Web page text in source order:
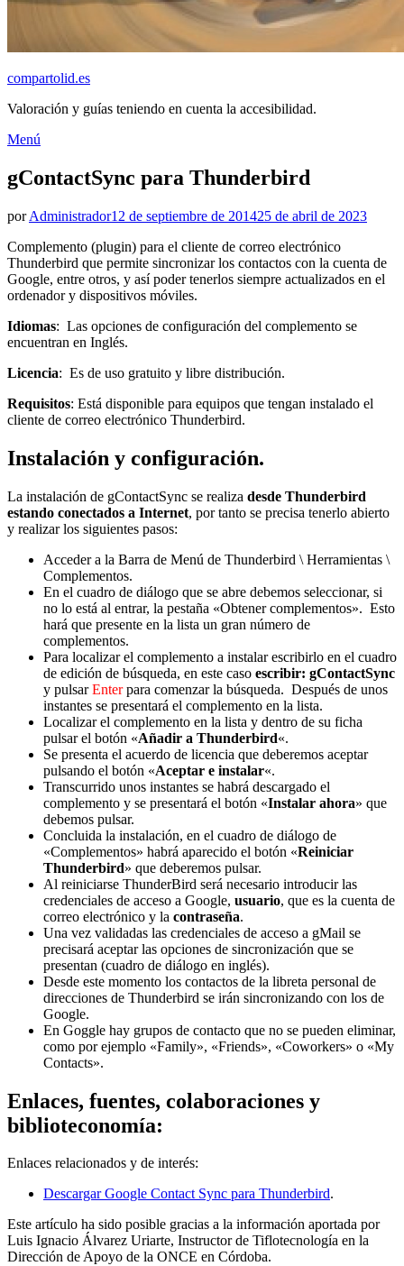
compartolid.es
Valoración y guías teniendo en cuenta la accesibilidad.
Saltar
contenido
Menú
gContactSync para Thunderbird
porAdministradorPublicado
12 de septiembre de 201425 de abril de 2023
Complemento (plugin) para el cliente de correo electrónico
Thunderbird que permite sincronizar los contactos con la cuenta de
Google, entre otros, y así poder tenerlos siempre actualizados en el
ordenador y dispositivos móviles.
Idiomas: Las opciones de configuración del complemento se
encuentran en Inglés.
Licencia: Es de uso gratuito y libre distribución.
Requisitos: Está disponible para equipos que tengan instalado el
cliente de correo electrónico Thunderbird.
Instalación y configuración.
La instalación de gContactSync se realiza desde Thunderbird
estando conectados a Internet, por tanto se precisa tenerlo abierto
y realizar los siguientes pasos:
Acceder a la Barra de Menú de Thunderbird \ Herramientas \
Complementos.
En el cuadro de diálogo que se abre debemos seleccionar, si
no lo está al entrar, la pestaña «Obtener complementos». Esto
hará que presente en la lista un gran número de
complementos.
Para localizar el complemento a instalar escribirlo en el cuadro
de edición de búsqueda, en este caso escribir: gContactSync
y pulsarEnterpara comenzar la búsqueda. Después de unos
instantes se presentará el complemento en la lista.
Localizar el complemento en la lista y dentro de su ficha
pulsar el botón «Añadir a Thunderbird«.
Se presenta el acuerdo de licencia que deberemos aceptar
pulsando el botón «Aceptar e instalar«.
Transcurrido unos instantes se habrá descargado el
complemento y se presentará el botón «Instalar ahora» que
debemos pulsar.
Concluida la instalación, en el cuadro de diálogo de
«Complementos» habrá aparecido el botón «Reiniciar
Thunderbird» que deberemos pulsar.
Al reiniciarse ThunderBird será necesario introducir las
credenciales de acceso a Google, usuario, que es la cuenta de
correo electrónico y la contraseña.
Una vez validadas las credenciales de acceso a gMail se
precisará aceptar las opciones de sincronización que se
presentan (cuadro de diálogo en inglés).
Desde este momento los contactos de la libreta personal de
direcciones de Thunderbird se irán sincronizando con los de
Google.
En Goggle hay grupos de contacto que no se pueden eliminar,
como por ejemplo «Family», «Friends», «Coworkers» o «My
Contacts».
Enlaces, fuentes, colaboraciones y
biblioteconomía:
Enlaces relacionados y de interés:
Descargar Google Contact Sync para Thunderbird.
Este artículo ha sido posible gracias a la información aportada por
Luis Ignacio Álvarez Uriarte, Instructor de Tiflotecnología en la
Dirección de Apoyo de la ONCE en Córdoba.